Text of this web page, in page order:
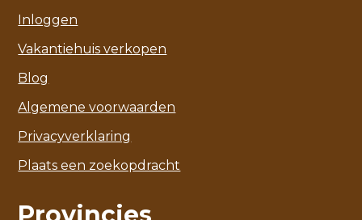
Inloggen
Vakantiehuis verkopen
Blog
Algemene voorwaarden
Privacyverklaring
Plaats een zoekopdracht